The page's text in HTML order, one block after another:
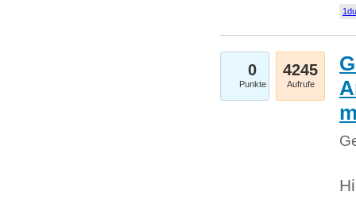
0
Punkte
4245
Aufrufe